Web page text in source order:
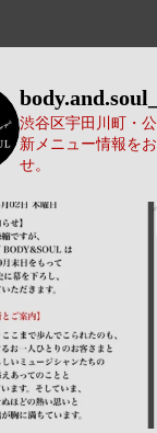
渋谷区宇田川町・
新メニュー情報を
せ。